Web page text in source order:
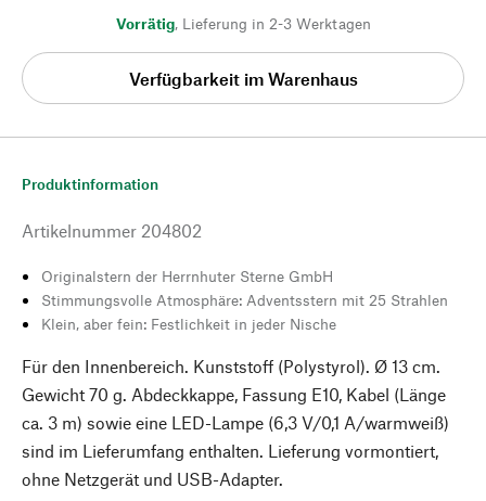
Vorrätig, Lieferung in 2-3 Werktagen
Verfügbarkeit im Warenhaus
Produktinformation
Artikelnummer 204802
Originalstern der Herrnhuter Sterne GmbH
Stimmungsvolle Atmosphäre: Adventsstern mit 25 Strahlen
Klein, aber fein: Festlichkeit in jeder Nische
Für den Innenbereich. Kunststoff (Polystyrol). Ø 13 cm.
Gewicht 70 g. Abdeckkappe, Fassung E10, Kabel (Länge
ca. 3 m) sowie eine LED-Lampe (6,3 V/0,1 A/warmweiß)
sind im Lieferumfang enthalten. Lieferung vormontiert,
ohne Netzgerät und USB-Adapter.